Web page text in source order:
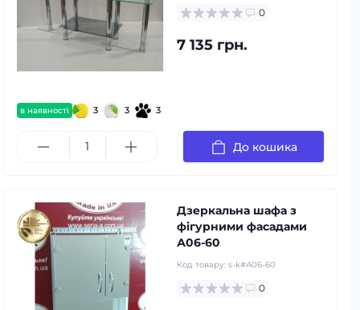
в наявності 3 3 3
0
7 135 грн.
До кошика
Дзеркальна шафа з
фігурними фасадами
А06-60
Код товару: s-k#А06-60
0